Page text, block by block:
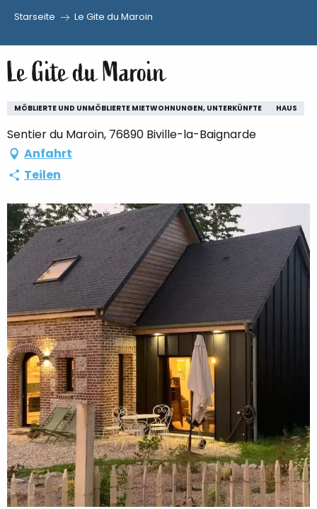
au
contenu
principal
Starseite Le Gite du Maroin
Le Gite du Maroin
MÖBLIERTE UND UNMÖBLIERTE MIETWOHNUNGEN, UNTERKÜNFTE HAUS
Sentier du Maroin, 76890 Biville-la-Baignarde
Anfahrt
Teilen